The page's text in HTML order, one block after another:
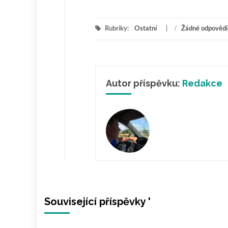
Rubriky: Ostatní / Žádné odpovědi
Autor příspěvku: Redakce
Související příspěvky '